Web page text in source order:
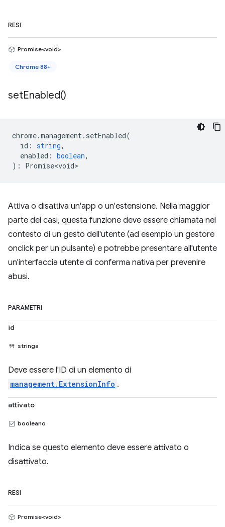
RESI
Promise<void>
Chrome 88+
setEnabled()
chrome.management. setEnabled(
id : string,
enabled : boolean,
) : Promise<void>
Attiva o disattiva un'app o un'estensione. Nella maggior
parte dei casi, questa funzione deve essere chiamata nel
contesto di un gesto dell'utente (ad esempio un gestore
onclick per un pulsante) e potrebbe presentare all'utente
un'interfaccia utente di conferma nativa per prevenire
abusi.
PARAMETRI
id
stringa
Deve essere l'ID di un elemento di
management.ExtensionInfo .
attivato
booleano
Indica se questo elemento deve essere attivato o
disattivato.
RESI
Promise<void>